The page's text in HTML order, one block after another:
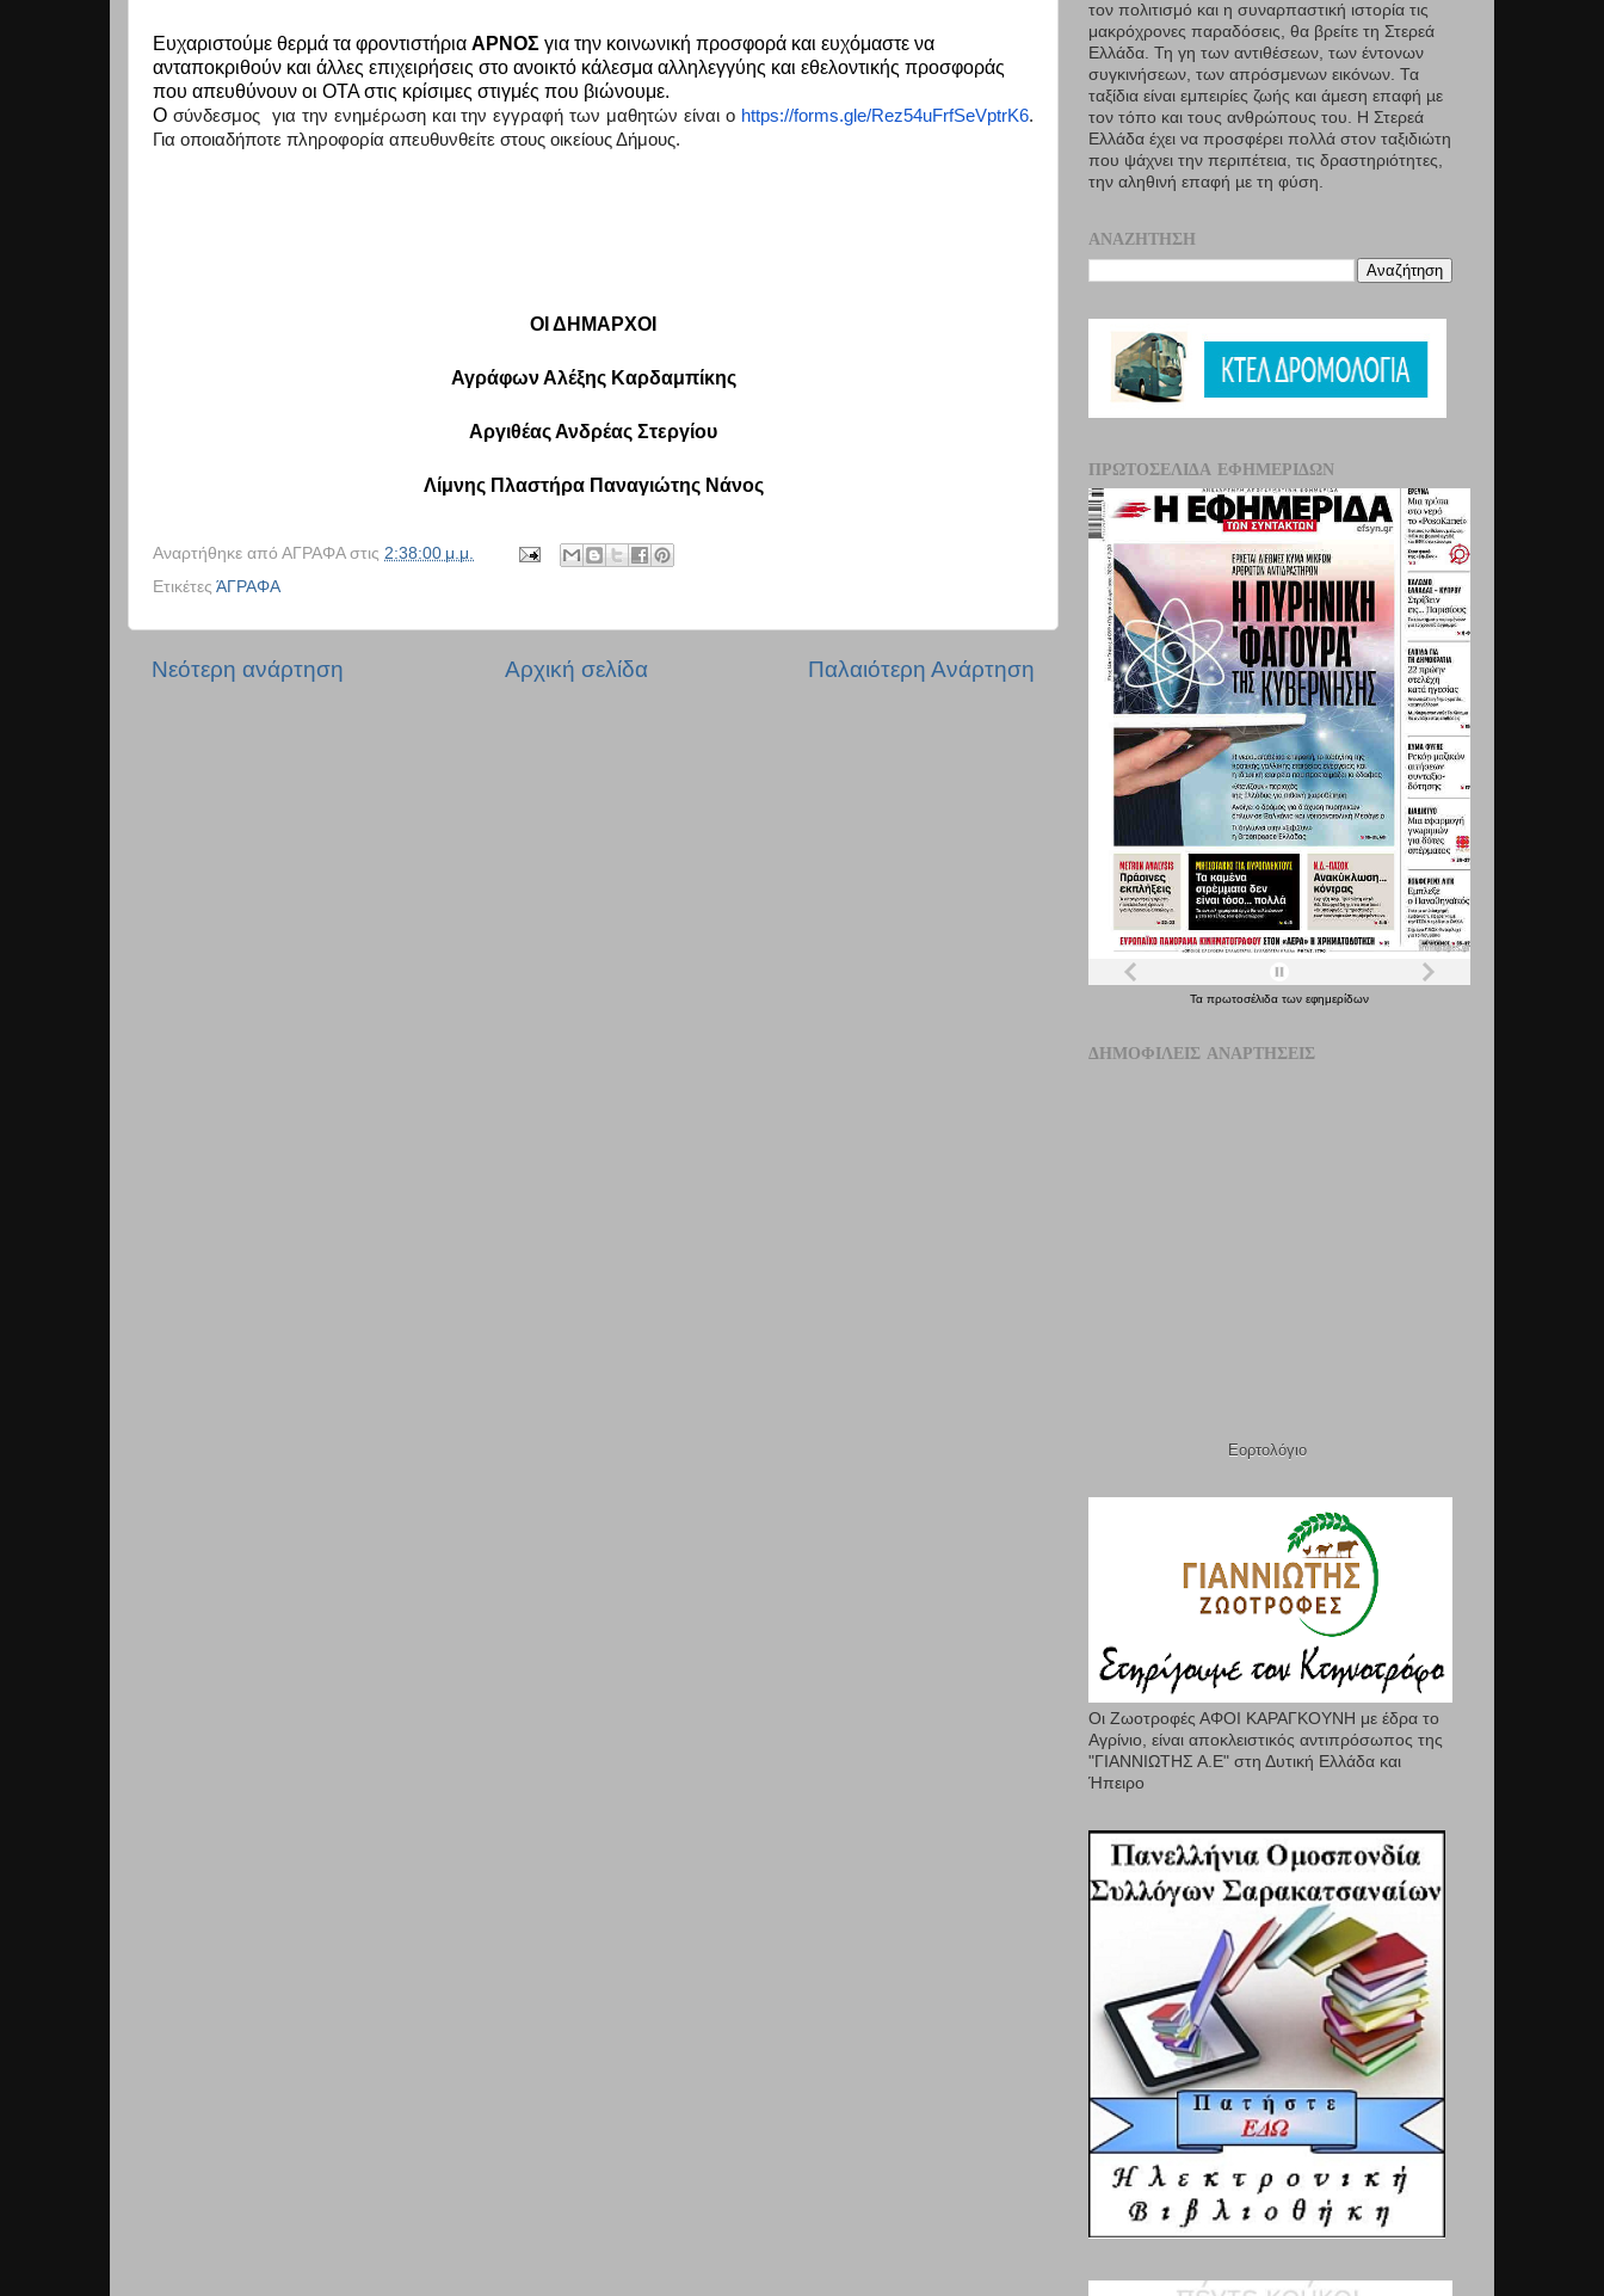
Ευχαριστούμε θερμά τα φροντιστήρια ΑΡΝΟΣ για την κοινωνική προσφορά και ευχόμαστε να
ανταποκριθούν και άλλες επιχειρήσεις στο ανοικτό κάλεσμα αλληλεγγύης και εθελοντικής προσφοράς
που απευθύνουν οι ΟΤΑ στις κρίσιμες στιγμές που βιώνουμε.
Ο σύνδεσμος για την ενημέρωση και την εγγραφή των μαθητών είναι ο https://forms.gle/Rez54uFrfSeVptrK6.
Για οποιαδήποτε πληροφορία απευθυνθείτε στους οικείους Δήμους.
ΟΙ ΔΗΜΑΡΧΟΙ
Αγράφων Αλέξης Καρδαμπίκης
Αργιθέας Ανδρέας Στεργίου
Λίμνης Πλαστήρα Παναγιώτης Νάνος
Αναρτήθηκε από ΑΓΡΑΦΑ στις 2:38:00 μ.μ.
Ετικέτες ΆΓΡΑΦΑ
Νεότερη ανάρτηση Παλαιότερη Ανάρτηση
Αρχική σελίδα
τον πολιτισμό και η συναρπαστική ιστορία τις
μακρόχρονες παραδόσεις, θα βρείτε τη Στερεά
Ελλάδα. Τη γη των αντιθέσεων, των έντονων
συγκινήσεων, των απρόσμενων εικόνων. Τα
ταξίδια είναι εμπειρίες ζωής και άμεση επαφή µε
τον τόπο και τους ανθρώπους του. Η Στερεά
Ελλάδα έχει να προσφέρει πολλά στον ταξιδιώτη
που ψάχνει την περιπέτεια, τις δραστηριότητες,
την αληθινή επαφή µε τη φύση.
ΑΝΑΖΉΤΗΣΗ
ΠΡΩΤΟΣΈΛΙΔΑ ΕΦΗΜΕΡΊΔΩΝ
Τα πρωτοσέλιδα των εφημερίδων
ΔΗΜΟΦΙΛΕΊΣ ΑΝΑΡΤΉΣΕΙΣ
Εορτολόγιο
Οι Ζωοτροφές ΑΦΟΙ ΚΑΡΑΓΚΟΥΝΗ με έδρα το
Αγρίνιο, είναι αποκλειστικός αντιπρόσωπος της
"ΓΙΑΝΝΙΩΤΗΣ Α.Ε" στη Δυτική Ελλάδα και
Ήπειρο